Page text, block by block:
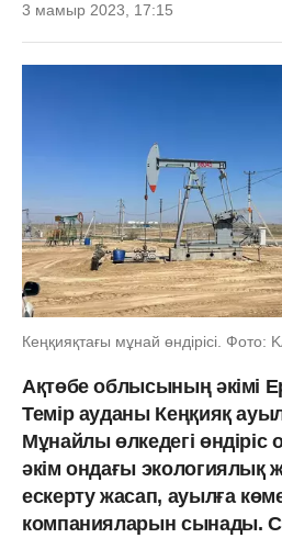
3 мамыр 2023, 17:15
Кеңқияқтағы мұнай өндірісі. Фото:
Ақтөбе облысының әкімі
Темір ауданы Кеңқияқ
Мұнайлы өлкедегі өндіріс
әкім ондағы экологиялық
ескерту жасап, ауылға
компанияларын сынады.